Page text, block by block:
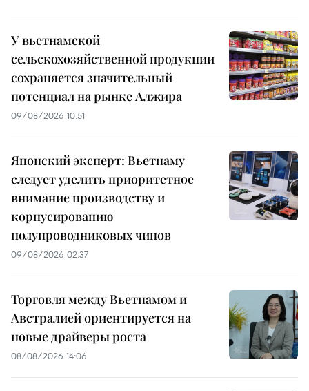
У вьетнамской
сельскохозяйственной продукции
сохраняется значительный
потенциал на рынке Алжира
09/08/2026 10:51
Японский эксперт: Вьетнаму
следует уделить приоритетное
внимание производству и
корпусированию
полупроводниковых чипов
09/08/2026 02:37
Торговля между Вьетнамом и
Австралией ориентируется на
новые драйверы роста
08/08/2026 14:06